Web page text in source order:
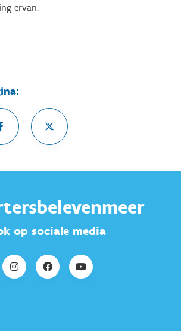
ervan.
op sociale media